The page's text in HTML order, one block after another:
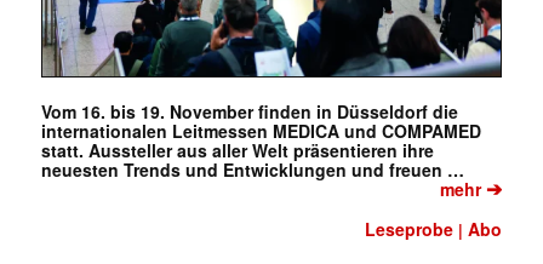
Vom 16. bis 19. November finden in Düsseldorf die
internationalen Leitmessen MEDICA und COMPAMED
statt. Aussteller aus aller Welt präsentieren ihre
neuesten Trends und Entwicklungen und freuen …
mehr➔
Leseprobe |Abo